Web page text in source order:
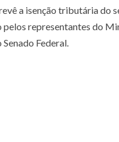
a isenção tributária do
representantes do
Federal.